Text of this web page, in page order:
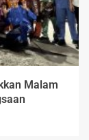
Malam